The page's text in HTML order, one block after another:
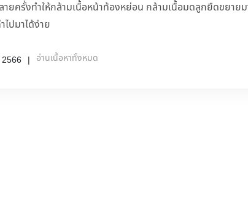
ยครั้งทำให้กล้ามเนื้อหน้าท้องหย่อน กล้ามเนื้อมดลูกยืดขยายม
ไปมาได้ง่าย
อ่านเนื้อหาทั้งหมด